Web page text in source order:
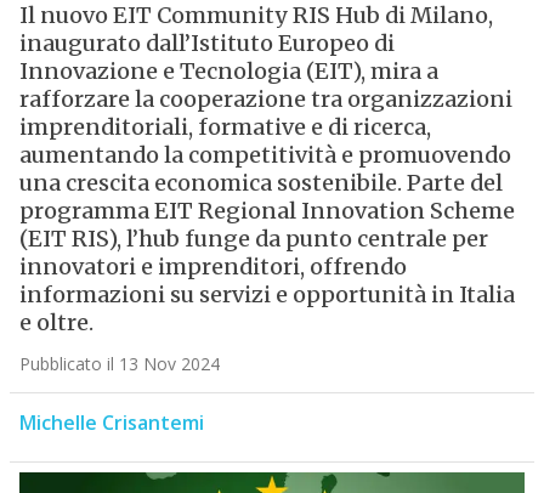
Il nuovo EIT Community RIS Hub di Milano,
inaugurato dall’Istituto Europeo di
Innovazione e Tecnologia (EIT), mira a
rafforzare la cooperazione tra organizzazioni
imprenditoriali, formative e di ricerca,
aumentando la competitività e promuovendo
una crescita economica sostenibile. Parte del
programma EIT Regional Innovation Scheme
(EIT RIS), l’hub funge da punto centrale per
innovatori e imprenditori, offrendo
informazioni su servizi e opportunità in Italia
e oltre.
Pubblicato il 13 Nov 2024
Michelle Crisantemi